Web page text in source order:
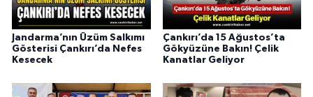
Jandarma’nın Üzüm Salkımı
Gösterisi Çankırı’da Nefes
Kesecek
Çankırı’da 15 Ağustos’ta
Gökyüzüne Bakın! Çelik
Kanatlar Geliyor